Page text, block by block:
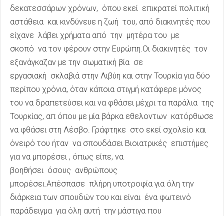
δεκατεσσάρων χρόνων, όπου εκεί επικρατεί πολιτική
αστάθεια και κινδύνευε η ζωή του, από διακινητές που
είχανε λάβει χρήματα από την μητέρα του με
σκοπό να τον φέρουν στην Ευρώπη.Οι διακινητές τον
εξανάγκαζαν με την σωματική βία σε
εργασιακή σκλαβιά στην Λιβύη και στην Τουρκία για δύο
περίπου χρόνια, όταν κάποια στιγμή κατάφερε μόνος
του να δραπετεύσει και να φθάσει μέχρι τα παράλια της
Τουρκίας, απ όπου με μία βάρκα εθελοντων κατόρθωσε
να φθάσει στη Λέσβο. Γράφτηκε στο εκεί σχολείο και
όνειρό του ήταν να σπουδάσει Βιοιατρικές επιστήμες
για να μπορέσει , όπως είπε, να
βοηθήσει όσους ανθρώπους
μπορέσει.Απέσπασε πλήρη υποτροφία για όλη την
διάρκεια των σπουδών του και είναι ένα φωτεινό
παράδειγμα για όλη αυτή την μάστιγα που